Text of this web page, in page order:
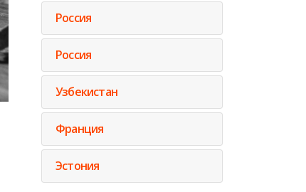
Россия
Россия
Узбекистан
Франция
Эстония